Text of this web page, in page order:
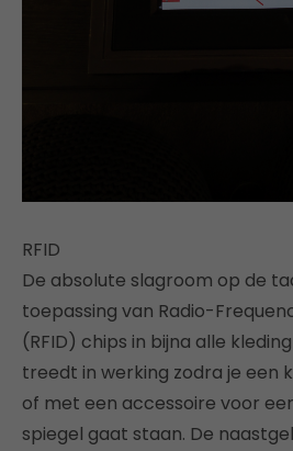
RFID
De absolute slagroom op de
toepassing van Radio-
(RFID) chips in bijna alle
treedt in werking zodra je een
of met een accessoire voor
spiegel gaat staan. De